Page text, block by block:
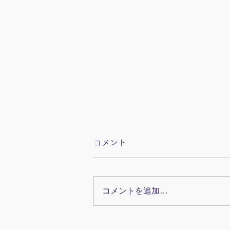
コメント
コメントを追加…